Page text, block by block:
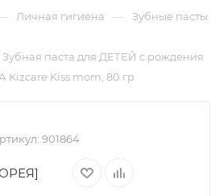
Личная гигиена — Зубные пасты
паста для ДЕТЕЙ с рождения
Kiss mom, 80 гр
901864